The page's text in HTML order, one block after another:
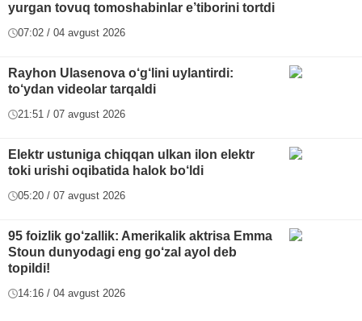
yurgan tovuq tomoshabinlar e’tiborini tortdi
07:02 / 04 avgust 2026
Rayhon Ulasenova o‘g‘lini uylantirdi:
to‘ydan videolar tarqaldi
21:51 / 07 avgust 2026
Elektr ustuniga chiqqan ulkan ilon elektr
toki urishi oqibatida halok bo‘ldi
05:20 / 07 avgust 2026
95 foizlik go‘zallik: Amerikalik aktrisa Emma
Stoun dunyodagi eng go‘zal ayol deb
topildi!
14:16 / 04 avgust 2026